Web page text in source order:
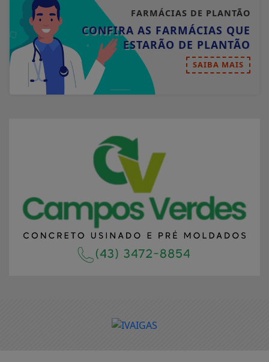
FARMÁCIAS DE PLANTÃO
CONFIRA AS FARMÁCIAS QUE
ESTARÃO DE PLANTÃO
SAIBA MAIS